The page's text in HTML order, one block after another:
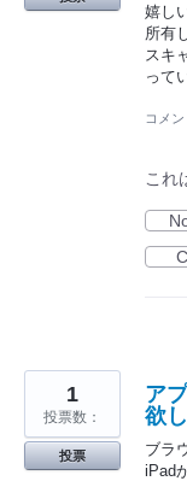
嬉し
所有
スキ
って
コメ
これ
ア
欲
ブラ
iPad
1
投票数：
投票